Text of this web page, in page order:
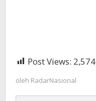
Post Views: 2,574
oleh RadarNasional